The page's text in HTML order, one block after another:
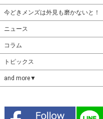
今どきメンズは外見も磨かないと！
ニュース
コラム
トピックス
and more▼